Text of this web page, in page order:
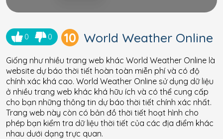
0 0 10 World Weather Online
Giống như nhiều trang web khác World Weather Online là
website dự báo thời tiết hoàn toàn miễn phí và có độ
chính xác khá cao. World Weather Online sử dụng dữ liệu
ở nhiều trang web khác khá hữu ích và có thể cung cấp
cho bạn những thông tin dự báo thời tiết chính xác nhất.
Trang web này còn có bản đồ thời tiết hoạt hình cho
phép bạn kiểm tra dữ liệu thời tiết của các địa điểm khác
nhau dưới dạng trực quan.